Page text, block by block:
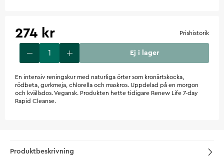
274 kr Prishistorik
Ej i lager
En intensiv reningskur med naturliga örter som kronärtskocka,
rödbeta, gurkmeja, chlorella och maskros. Uppdelad på en morgon
och kvällsdos. Vegansk. Produkten hette tidigare Renew Life 7-day
Rapid Cleanse.
Produktbeskrivning